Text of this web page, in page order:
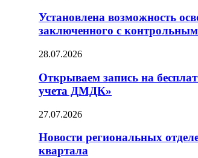
Установлена возможность
заключенного с
28.07.2026
Открываем запись на
учета ДМДК»
27.07.2026
Новости региональных
квартала